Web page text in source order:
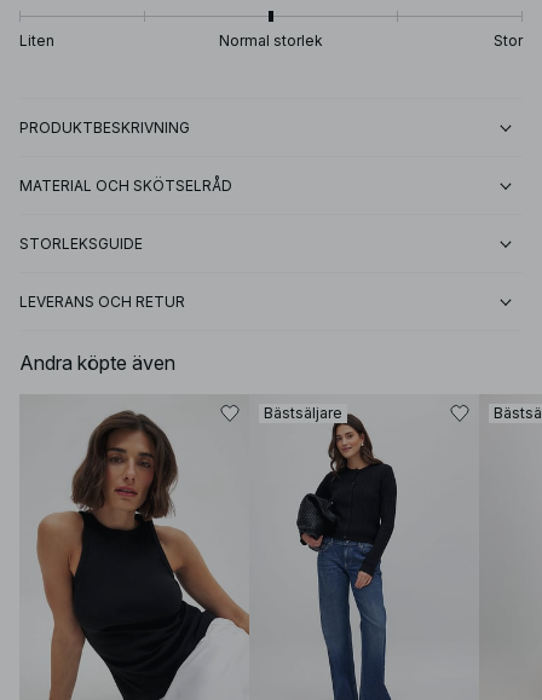
Liten Normal storlek Stor
PRODUKTBESKRIVNING
MATERIAL OCH SKÖTSELRÅD
STORLEKSGUIDE
LEVERANS OCH RETUR
Andra köpte även
Bästsäljare